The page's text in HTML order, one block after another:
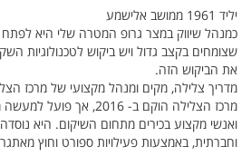
יליד 1961 ממושב אלישמע
כמנהל שיווק במצר גרופ המטרה שלי היא לפתח
שצומחים בקצב גדול ויש ביקוש לטכנולוגיות
את הביקוש הזה.
מדריך צלילה, מקים ומנהל מקצועי של מרכז
ואנשי מקצוע בכירים מתחום השיקום. היא
וחברתית, באמצעות פעילויות ספורט וחוץ